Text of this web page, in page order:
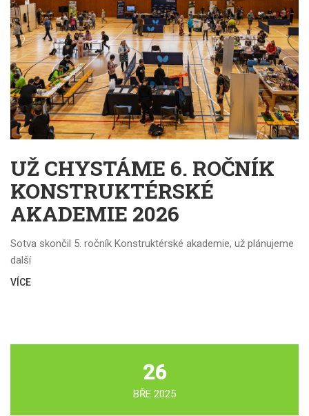
UŽ CHYSTÁME 6. ROČNÍK
KONSTRUKTÉRSKÉ
AKADEMIE 2026
Sotva skončil 5. ročník Konstruktérské akademie, už plánujeme
další
VÍCE
26
BŘE 2025